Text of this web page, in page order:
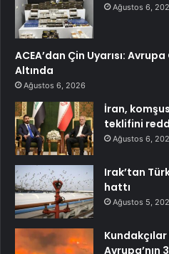
Ağustos 6,
ACEA’dan Çin Uyarısı:
Altında
Ağustos 6, 2026
İran,
teklifini
Ağustos 6,
Irak’tan
hattı
Ağustos 5,
Avrupa’nın